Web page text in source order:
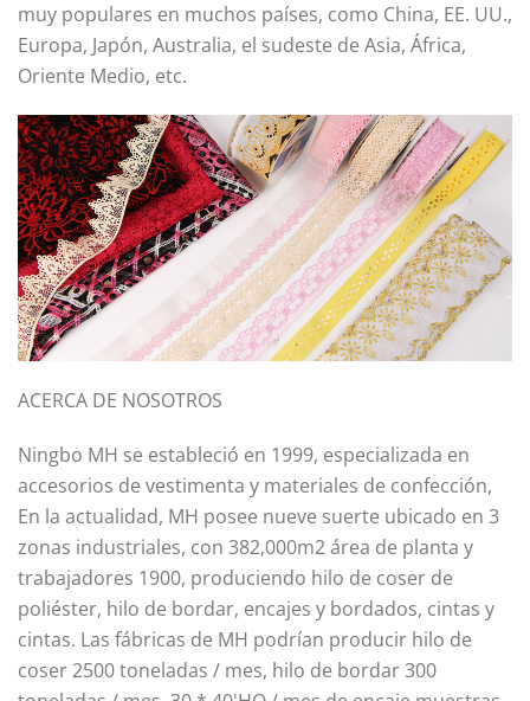
muy populares en muchos países, como China, EE. UU.,
Europa, Japón, Australia, el sudeste de Asia, África,
Oriente Medio, etc.
ACERCA DE NOSOTROS
Ningbo MH se estableció en 1999, especializada en
accesorios de vestimenta y materiales de confección,
En la actualidad, MH posee nueve suerte ubicado en 3
zonas industriales, con 382,000m2 área de planta y
trabajadores 1900, produciendo hilo de coser de
poliéster, hilo de bordar, encajes y bordados, cintas y
cintas. Las fábricas de MH podrían producir hilo de
coser 2500 toneladas / mes, hilo de bordar 300